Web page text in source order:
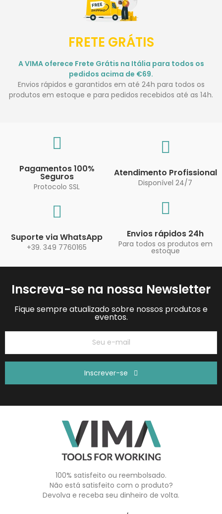
FRETE GRÁTIS
A VIMA oferece Frete Grátis na Itália para todos os
pedidos acima de €69.
Envios rápidos e garantidos em até 24h para todos os
produtos em estoque e para pedidos recebidos até as 14h.
Pagamentos 100%
Seguros
Protocolo SSL
Atendimento Profissional
Disponível 24/7
Suporte via WhatsApp
+39. 349 7760165
Envios rápidos 24h
Para todos os produtos em
estoque
Inscreva-se na nossa Newsletter
Fique sempre atualizado sobre nossos produtos e
eventos.
Inscrever-se
100% satisfeito ou reembolsado.
Não está satisfeito com o produto?
Devolva e receba seu dinheiro de volta.